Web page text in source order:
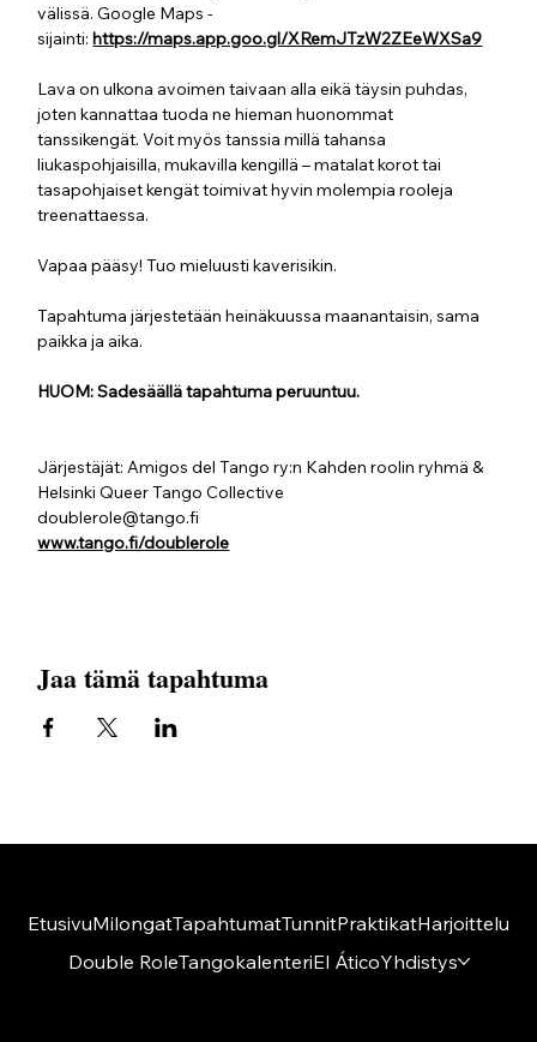
välissä. Google Maps -
sijainti: https://maps.app.goo.gl/XRemJTzW2ZEeWXSa9
Lava on ulkona avoimen taivaan alla eikä täysin puhdas,
joten kannattaa tuoda ne hieman huonommat
tanssikengät. Voit myös tanssia millä tahansa
liukaspohjaisilla, mukavilla kengillä – matalat korot tai
tasapohjaiset kengät toimivat hyvin molempia rooleja
treenattaessa.
Vapaa pääsy! Tuo mieluusti kaverisikin.
Tapahtuma järjestetään heinäkuussa maanantaisin, sama
paikka ja aika.
HUOM: Sadesäällä tapahtuma peruuntuu.
Järjestäjät: Amigos del Tango ry:n Kahden roolin ryhmä &
Helsinki Queer Tango Collective
doublerole@tango.fi
www.tango.fi/doublerole
Jaa tämä tapahtuma
EtusivuMilongatTapahtumatTunnitPraktikatHarjoittelu
Double RoleTangokalenteriEl ÁticoYhdistys